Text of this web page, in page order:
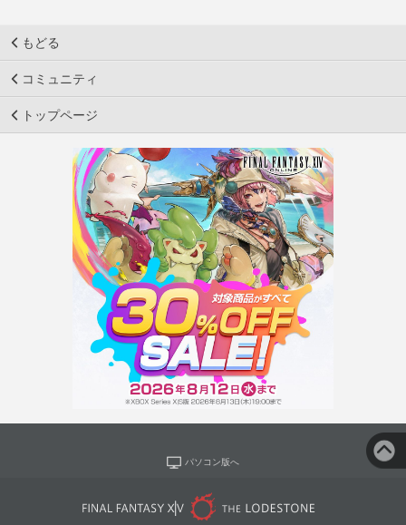
もどる
コミュニティ
トップページ
パソコン版へ